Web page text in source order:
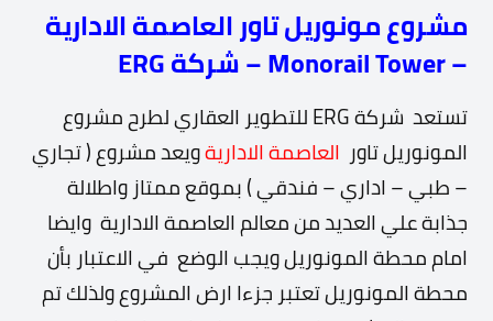
مشروع مونوريل تاور العاصمة الادارية
– Monorail Tower – شركة ERG
تستعد شركة ERG للتطوير العقاري لطرح مشروع
المونوريل تاور العاصمة الاداريةويعد مشروع ( تجاري
– طبي – اداري – فندقي ) بموقع ممتاز واطلالة
جذابة علي العديد من معالم العاصمة الادارية وايضا
امام محطة المونوريل ويجب الوضع في الاعتبار بأن
محطة المونوريل تعتبر جزءا ارض المشروع ولذلك تم